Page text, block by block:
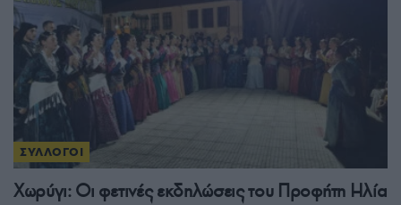
ΣΥΛΛΟΓΟΙ
Χωρύγι: Οι φετινές εκδηλώσεις του Προφήτη Ηλία